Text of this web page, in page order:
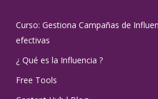
Curso: Gestiona Campañas de
efectivas
¿ Qué es la Influencia ?
Free Tools